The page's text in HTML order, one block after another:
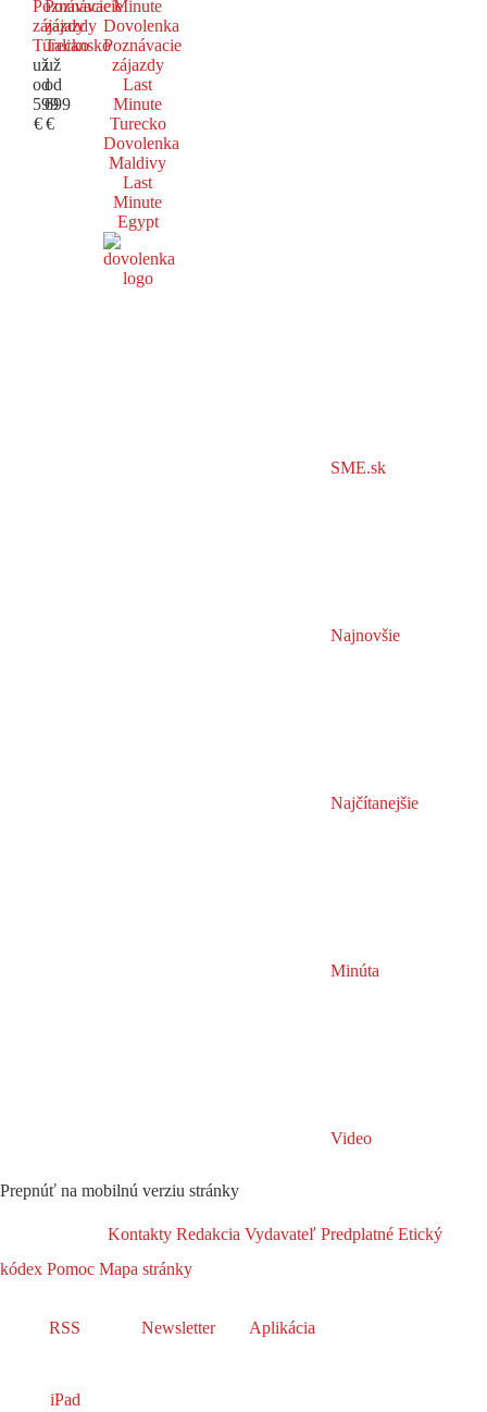
Poznávacie
zájazdy
Turecko
už
od
599
€
Poznávacie
zájazdy
Taliansko
už
od
699
€
Minute
Dovolenka
Poznávacie
zájazdy
Last
Minute
Turecko
Dovolenka
Maldivy
Last
Minute
Egypt
SME.sk
Najnovšie
Najčítanejšie
Minúta
Video
Prepnúť na mobilnú verziu stránky
Kontakty Redakcia Vydavateľ Predplatné Etický
kódex Pomoc Mapa stránky
RSS Newsletter Aplikácia
iPad